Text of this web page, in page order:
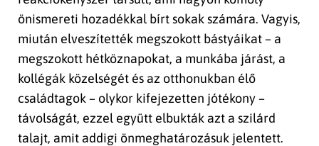
önismereti hozadékkal bírt sokak számára. Vagyis,
miután elveszítették megszokott bástyáikat – a
megszokott hétköznapokat, a munkába járást, a
kollégák közelségét és az otthonukban élő
családtagok – olykor kifejezetten jótékony –
távolságát, ezzel együtt elbukták azt a szilárd
talajt, amit addigi önmeghatározásuk jelentett.